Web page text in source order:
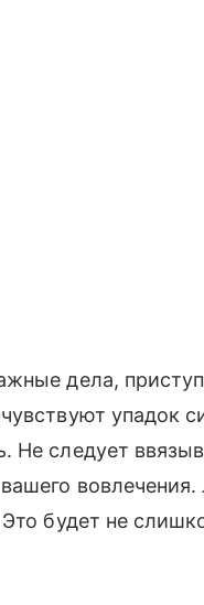
дела,
упадок
Не следует
будет не